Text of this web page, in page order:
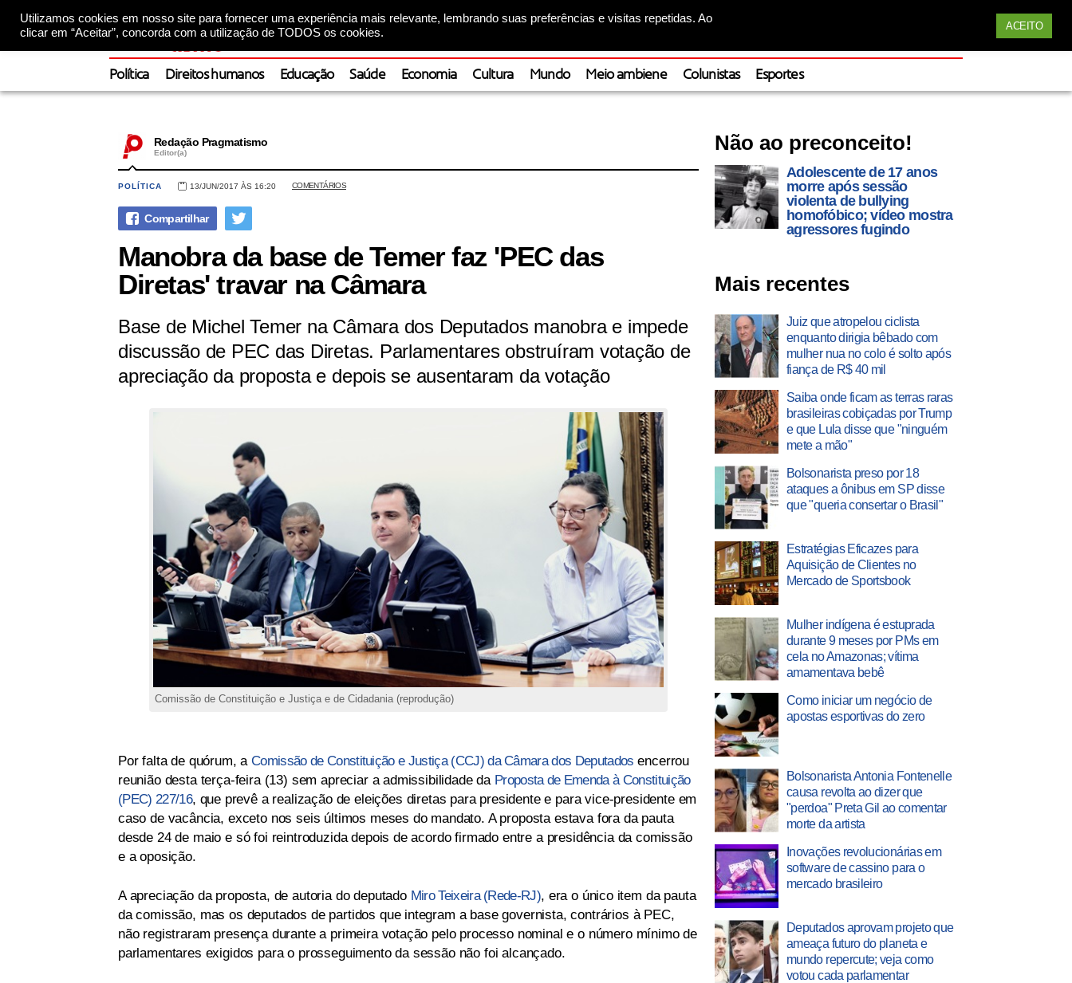
Utilizamos cookies em nosso site para fornecer uma experiência mais relevante, lembrando suas preferências e visitas repetidas. Ao
clicar em “Aceitar”, concorda com a utilização de TODOS os cookies.
ACEITO
Política Direitos humanos Educação Saúde Economia Cultura Mundo Meio ambiene Colunistas Esportes
Redação Pragmatismo
Editor(a)
POLÍTICA 13/JUN/2017 ÀS 16:20 COMENTÁRIOS
Manobra da base de Temer faz 'PEC das
Diretas' travar na Câmara
Base de Michel Temer na Câmara dos Deputados manobra e impede
discussão de PEC das Diretas. Parlamentares obstruíram votação de
apreciação da proposta e depois se ausentaram da votação
Comissão de Constituição e Justiça e de Cidadania (reprodução)
Por falta de quórum, aComissão de Constituição e Justiça (CCJ) da Câmara dos Deputados encerrou
reunião desta terça-feira (13) sem apreciar a admissibilidade da Proposta de Emenda à Constituição
(PEC) 227/16, que prevê a realização de eleições diretas para presidente e para vice-presidente em
caso de vacância, exceto nos seis últimos meses do mandato. A proposta estava fora da pauta
desde 24 de maio e só foi reintroduzida depois de acordo firmado entre a presidência da comissão
e a oposição.
A apreciação da proposta, de autoria do deputado Miro Teixeira (Rede-RJ), era o único item da pauta
da comissão, mas os deputados de partidos que integram a base governista, contrários à PEC,
não registraram presença durante a primeira votação pelo processo nominal e o número mínimo de
parlamentares exigidos para o prosseguimento da sessão não foi alcançado.
Não ao preconceito!
Adolescente de 17 anos
morre após sessão
violenta de bullying
homofóbico; vídeo mostra
agressores fugindo
Mais recentes
Juiz que atropelou ciclista
enquanto dirigia bêbado com
mulher nua no colo é solto após
fiança de R$ 40 mil
Saiba onde ficam as terras raras
brasileiras cobiçadas por Trump
e que Lula disse que "ninguém
mete a mão"
Bolsonarista preso por 18
ataques a ônibus em SP disse
que "queria consertar o Brasil"
Estratégias Eficazes para
Aquisição de Clientes no
Mercado de Sportsbook
Mulher indígena é estuprada
durante 9 meses por PMs em
cela no Amazonas; vítima
amamentava bebê
Como iniciar um negócio de
apostas esportivas do zero
Bolsonarista Antonia Fontenelle
causa revolta ao dizer que
"perdoa" Preta Gil ao comentar
morte da artista
Inovações revolucionárias em
software de cassino para o
mercado brasileiro
Deputados aprovam projeto que
ameaça futuro do planeta e
mundo repercute; veja como
votou cada parlamentar